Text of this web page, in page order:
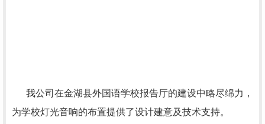
我公司在金湖县外国语学校报告厅的建设中略尽绵力，
为学校灯光音响的布置提供了设计建意及技术支持。